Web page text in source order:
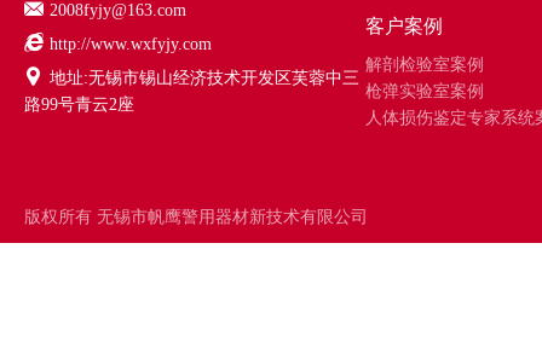
2008fyjy@163.com
http://www.wxfyjy.com
地址:无锡市锡山经济技术开发区芙蓉中三
路99号青云2座
客户案例
解剖检验室案例
枪弹实验室案例
人体损伤鉴定专家系统
版权所有 无锡市帆鹰警用器材新技术有限公司